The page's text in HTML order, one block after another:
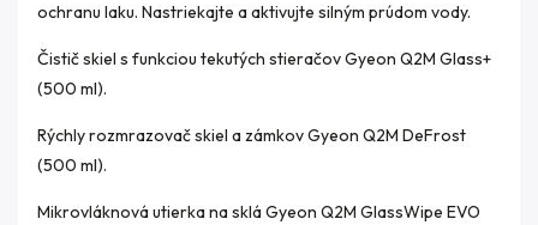
ochranu laku. Nastriekajte a aktivujte silným prúdom vody.
Čistič skiel s funkciou tekutých stieračov Gyeon Q2M Glass+
(500 ml).
Rýchly rozmrazovač skiel a zámkov Gyeon Q2M DeFrost
(500 ml).
Mikrovláknová utierka na sklá Gyeon Q2M GlassWipe EVO